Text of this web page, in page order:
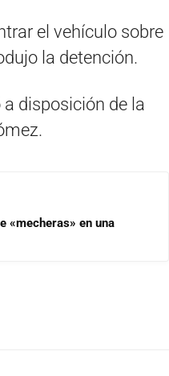
el vehículo sobre
la detención.
disposición de la
«mecheras» en una